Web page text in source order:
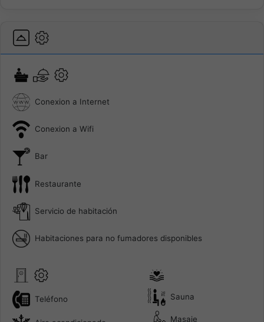
Conexion a Internet
Conexion a Wifi
Bar
Restaurante
Servicio de habitación
Habitaciones para no fumadores disponibles
Teléfono Sauna
Masaje